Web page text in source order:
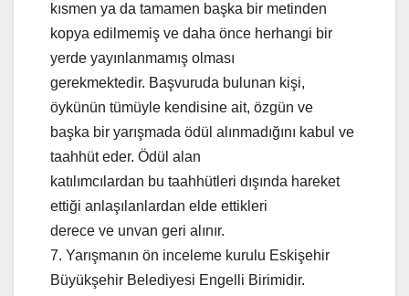
kısmen ya da tamamen başka bir metinden
kopya edilmemiş ve daha önce herhangi bir
yerde yayınlanmamış olması
gerekmektedir. Başvuruda bulunan kişi,
öykünün tümüyle kendisine ait, özgün ve
başka bir yarışmada ödül alınmadığını kabul ve
taahhüt eder. Ödül alan
katılımcılardan bu taahhütleri dışında hareket
ettiği anlaşılanlardan elde ettikleri
derece ve unvan geri alınır.
7. Yarışmanın ön inceleme kurulu Eskişehir
Büyükşehir Belediyesi Engelli Birimidir.